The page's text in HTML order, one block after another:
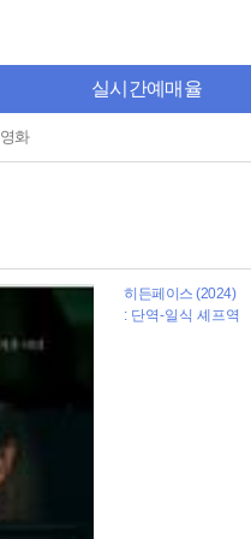
실시간예매율
영화
히든페이스 (2024)
: 단역-일식 셰프역